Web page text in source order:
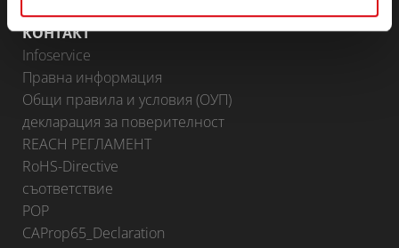
КОНТАКТ
Infoservice
Правна информация
Общи правила и условия (ОУП)
декларация за поверителност
REACH РЕГЛАМЕНТ
RoHS-Directive
съответствие
POP
CAProp65_Declaration